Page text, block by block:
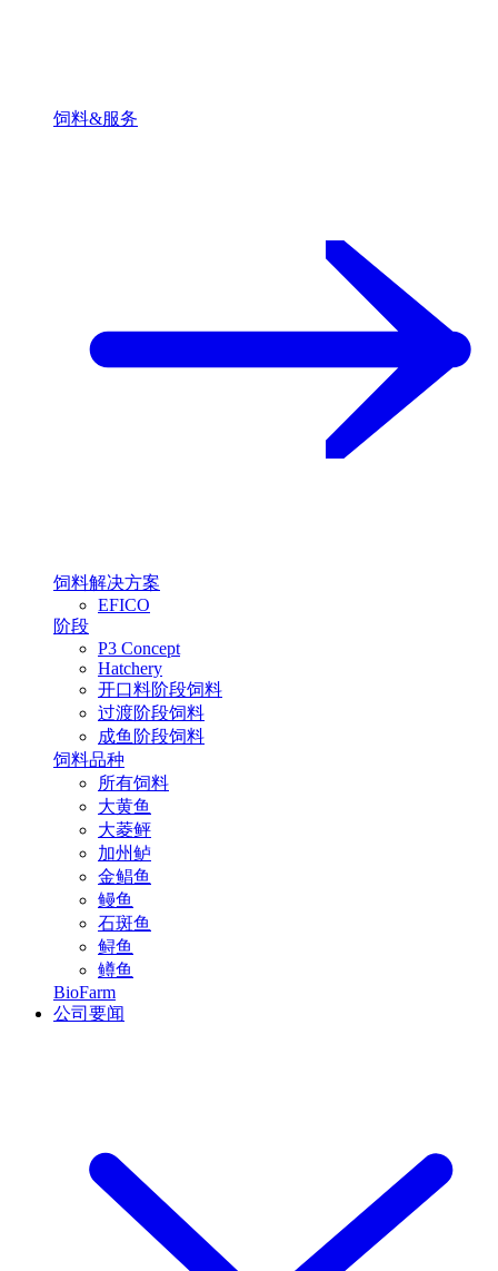
饲料&服务
饲料解决方案
EFICO
阶段
P3 Concept
Hatchery
开口料阶段饲料
过渡阶段饲料
成鱼阶段饲料
饲料品种
所有饲料
大黄鱼
大菱鲆
加州鲈
金鲳鱼
鳗鱼
石斑鱼
鲟鱼
鳟鱼
BioFarm
公司要闻